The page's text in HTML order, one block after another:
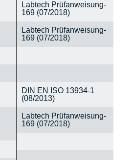
Labtech Prüfanweisung-
169 (07/2018)
Labtech Prüfanweisung-
169 (07/2018)
DIN EN ISO 13934-1
(08/2013)
Labtech Prüfanweisung-
169 (07/2018)